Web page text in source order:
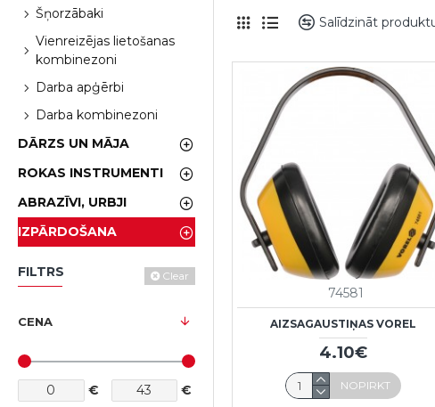
Šņorzābaki
Vienreizējas lietošanas
kombinezoni
Darba apģērbi
Darba kombinezoni
DĀRZS UN MĀJA
ROKAS INSTRUMENTI
ABRAZĪVI, URBJI
IZPĀRDOŠANA
FILTRS Clear
CENA
€ €
Salīdzināt
74581
AIZSAGAUSTIŅAS VOREL
4.10€
NOPIRKT